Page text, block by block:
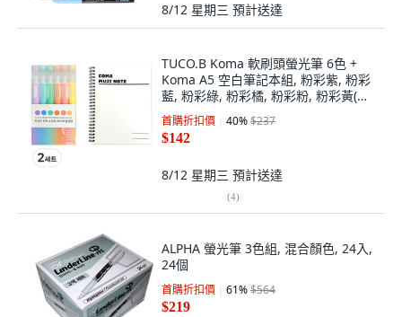
8/12 星期三 預計送達
TUCO.B Koma 軟刷頭螢光筆 6色 +
Koma A5 空白筆記本組, 粉彩紫, 粉彩
藍, 粉彩綠, 粉彩橘, 粉彩粉, 粉彩黃(螢
光筆), 白色(筆記本), 2套
首購折扣價 40%$237
$142
8/12 星期三 預計送達
(4)
ALPHA 螢光筆 3色組, 混合顏色, 24入,
24個
首購折扣價 61%$564
$219